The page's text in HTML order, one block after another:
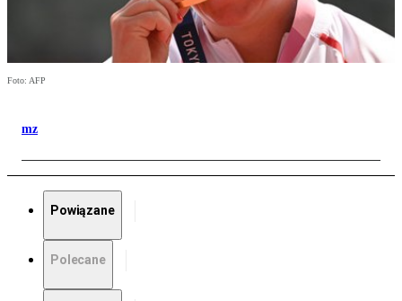
Foto: AFP
mz
Powiązane
Polecane